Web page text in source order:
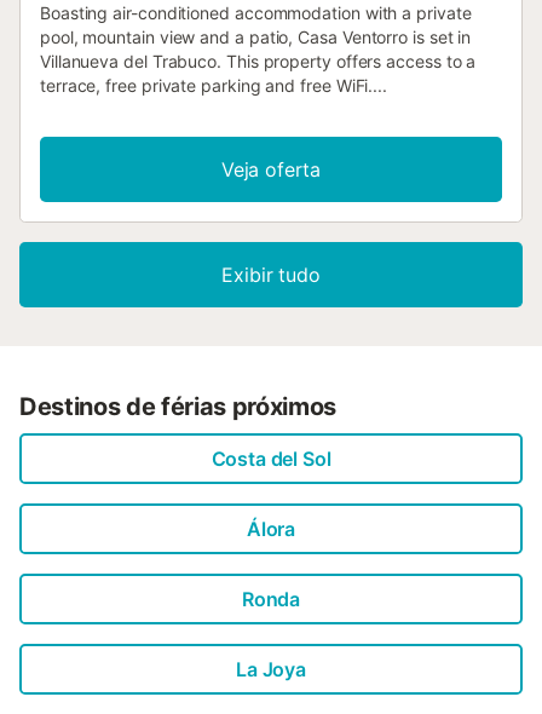
Boasting air-conditioned accommodation with a private
pool, mountain view and a patio, Casa Ventorro is set in
Villanueva del Trabuco. This property offers access to a
terrace, free private parking and free WiFi....
Veja oferta
Exibir tudo
Destinos de férias próximos
Costa del Sol
Álora
Ronda
La Joya